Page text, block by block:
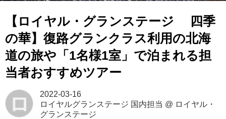
【ロイヤル・グランステージ 四季
の華】復路グランクラス利用の北海
道の旅や「1名様1室」で泊まれる担
当者おすすめツアー
ロ
2022-03-16
ロイヤルグランステージ 国内担当 @ ロイヤル・
グランステージ